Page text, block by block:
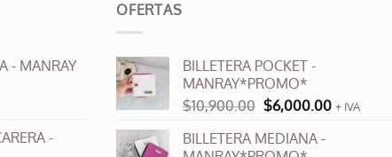
- MANRAY
-
OFERTAS
BILLETERA POCKET -
MANRAY*PROMO*
$10,900.00 El
original
$6,000.00El+ IVA
BILLETERA MEDIANA -